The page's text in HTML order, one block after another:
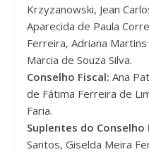
Krzyzanowski, Jean
Aparecida de Paula
Ferreira, Adriana
Marcia de Souza Silva.
Conselho Fiscal: Ana
de Fátima Ferreira de
Faria.
Suplentes do Conselho
Santos, Giselda Meira